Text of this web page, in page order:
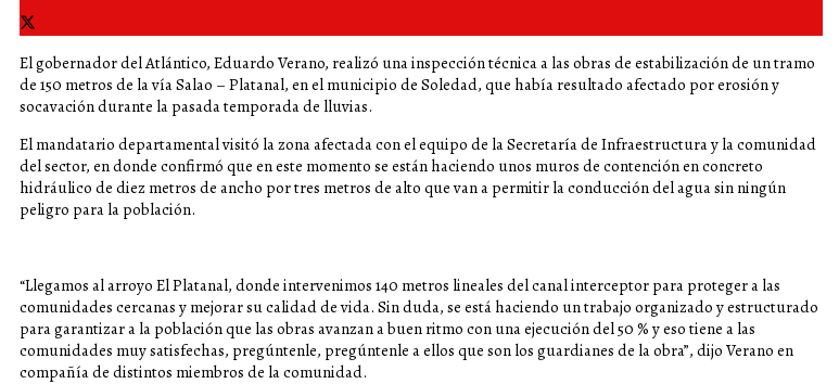
El gobernador del Atlántico, Eduardo Verano, realizó una inspección técnica a las obras de estabilización de un tramo
de 150 metros de la vía Salao – Platanal, en el municipio de Soledad, que había resultado afectado por erosión y
socavación durante la pasada temporada de lluvias.
El mandatario departamental visitó la zona afectada con el equipo de la Secretaría de Infraestructura y la comunidad
del sector, en donde confirmó que en este momento se están haciendo unos muros de contención en concreto
hidráulico de diez metros de ancho por tres metros de alto que van a permitir la conducción del agua sin ningún
peligro para la población.
“Llegamos al arroyo El Platanal, donde intervenimos 140 metros lineales del canal interceptor para proteger a las
comunidades cercanas y mejorar su calidad de vida. Sin duda, se está haciendo un trabajo organizado y estructurado
para garantizar a la población que las obras avanzan a buen ritmo con una ejecución del 50 % y eso tiene a las
comunidades muy satisfechas, pregúntenle, pregúntenle a ellos que son los guardianes de la obra”, dijo Verano en
compañía de distintos miembros de la comunidad.